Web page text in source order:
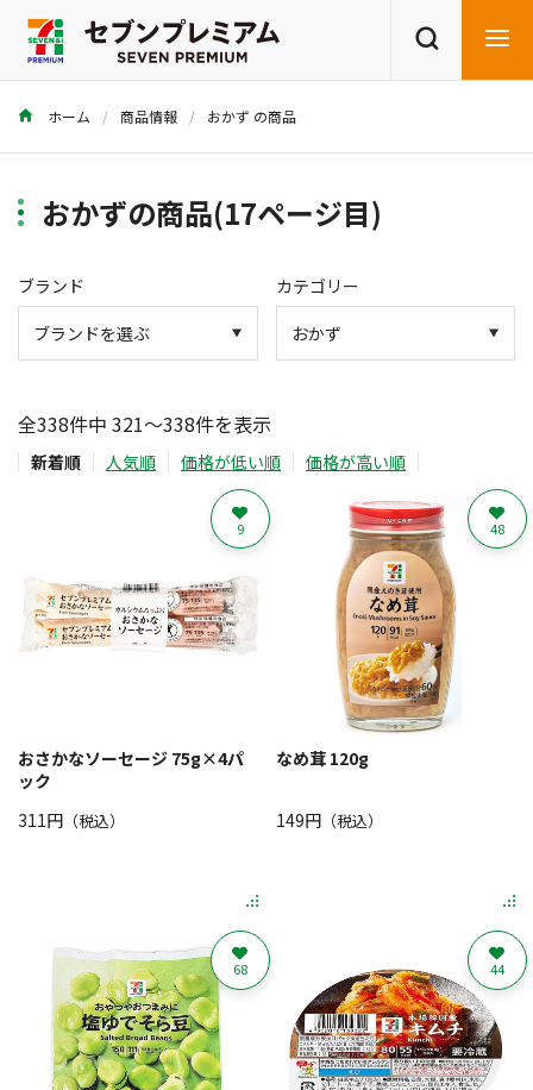
商品を探す レシピを探す
ホーム 商品情報 おかず の商品
おかずの商品(17ページ目)
ブランド カテゴリー
全338件中 321～338件を表示
新着順 人気順 価格が低い順 価格が高い順
おさかなソーセージ 75g×4パ
ック
311円 （税込）
9
なめ茸 120g
149円（税込）
48
68 44